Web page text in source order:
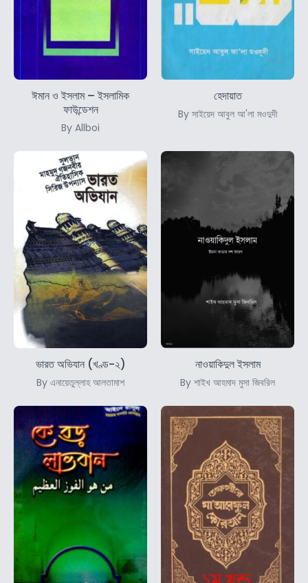
ঈমান ও ইসলাম – ইসলামিক
ফাউন্ডেশন
By Allboi
হেদায়াত
By সাইয়েদ আবুল আ'লা মওদুদী
ভারত অভিযান (খণ্ড-২)
By এনায়েতুল্লাহ আলতামাশ
নাওয়াকিদুল ইসলাম
By শাইখ আহমাদ মুসা জিবরিল